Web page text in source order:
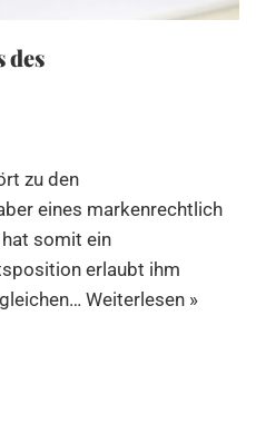
des
zu den
eines markenrechtlich
somit ein
erlaubt ihm
Weiterlesen »